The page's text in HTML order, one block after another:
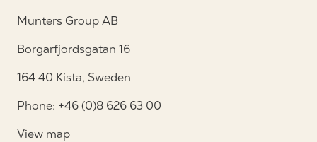
Munters Group AB
Borgarfjordsgatan 16
164 40 Kista, Sweden
Phone: +46 (0)8 626 63 00
View map